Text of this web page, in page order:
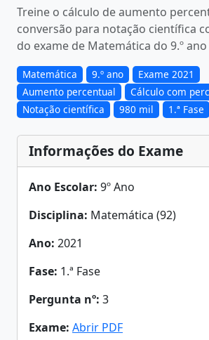
Treine o cálculo de aumento
conversão para notação científica
do exame de Matemática do 9.º ano
Matemática 9.º ano
Exame 2021
Aumento percentual
Cálculo com
Notação científica
980 mil 1.ª Fase
Informações do Exame
Ano Escolar: 9º Ano
Disciplina: Matemática (92)
Ano: 2021
Fase: 1.ª Fase
Pergunta nº: 3
Exame: Abrir PDF